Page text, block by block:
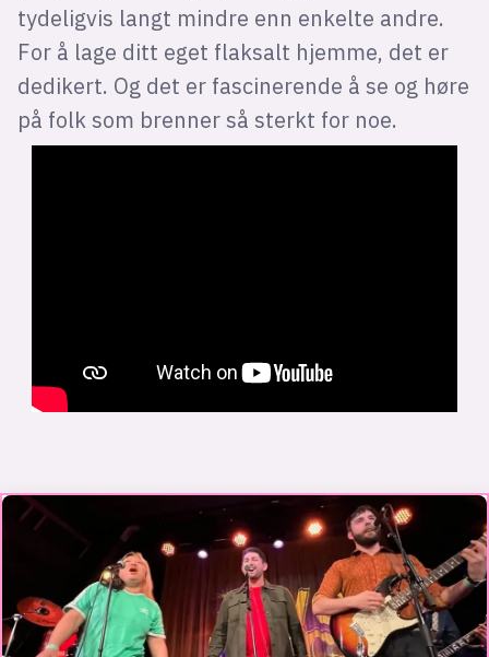
tydeligvis langt mindre enn enkelte andre.
For å lage ditt eget flaksalt hjemme, det er
dedikert. Og det er fascinerende å se og høre
på folk som brenner så sterkt for noe.